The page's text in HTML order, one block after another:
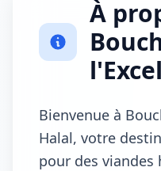
À
Bienvenue à
Halal, votre
pour des